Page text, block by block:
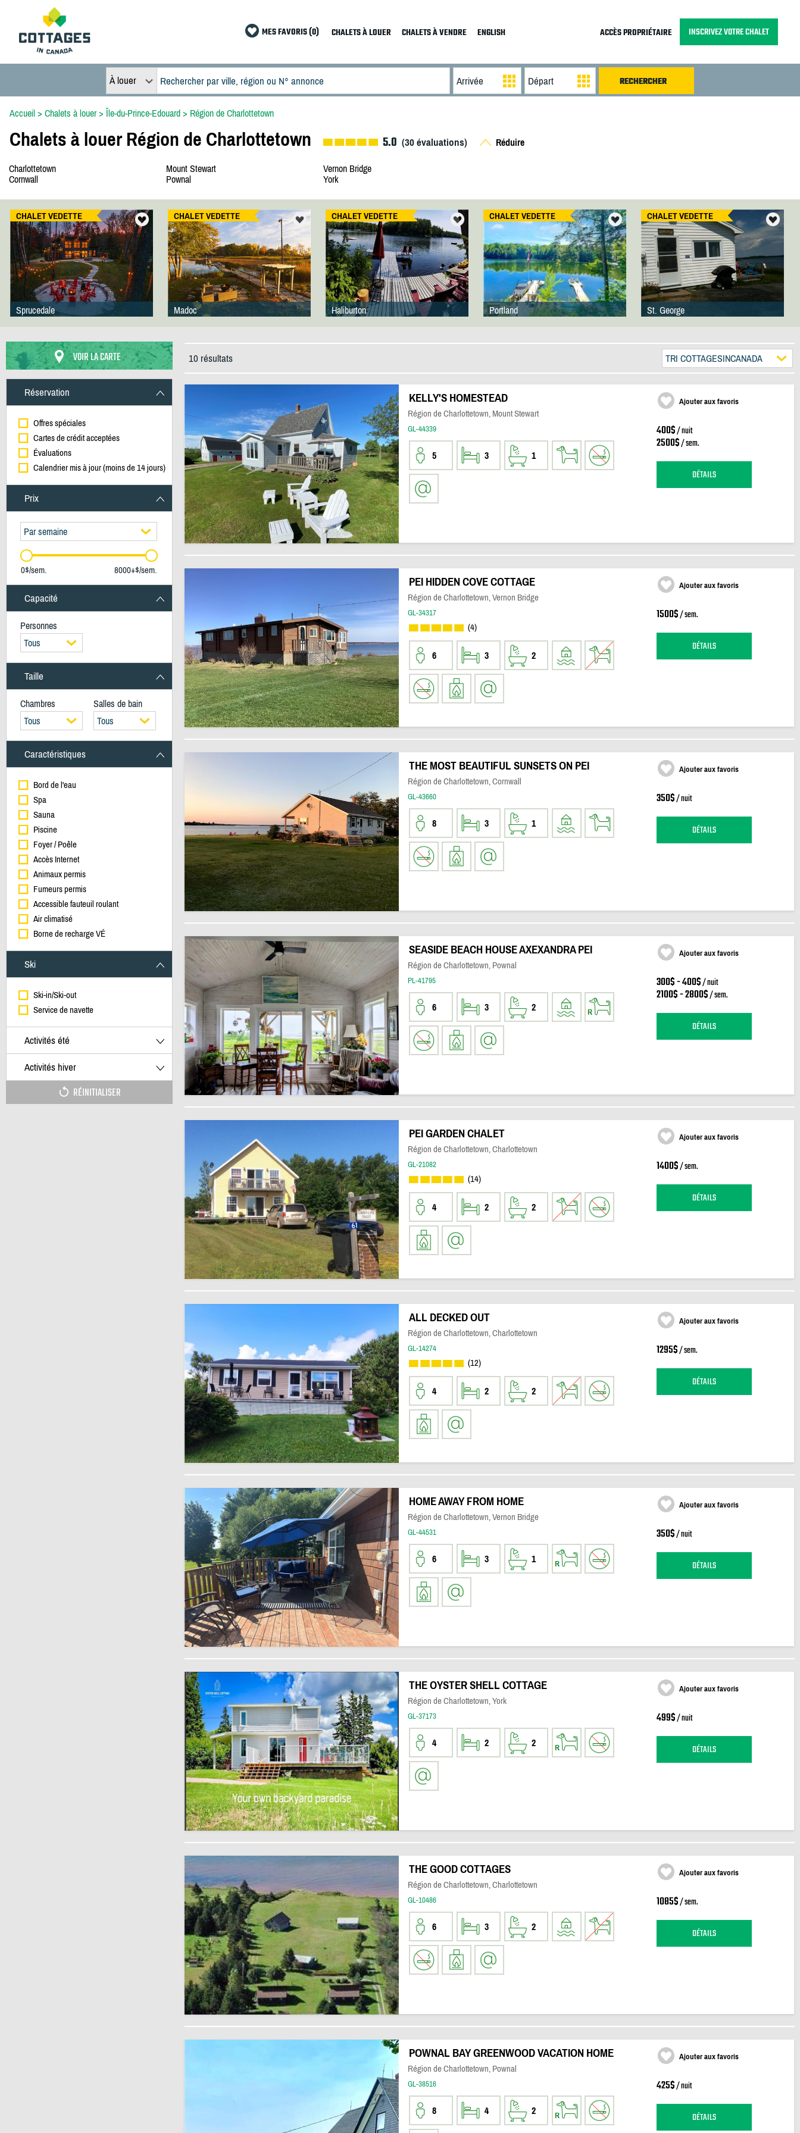
MES FAVORIS (0) CHALETS À LOUER CHALETS À VENDRE ENGLISH ACCÈS PROPRIÉTAIRE INSCRIVEZ VOTRE CHALET
À louer
Accueil> Chalets à louer> Île-du-Prince-Edouard> Région de Charlottetown
Chalets à louer Région de Charlottetown 5.0 (30évaluations) Réduire
Charlottetown
Cornwall
Mount Stewart
Pownal
Vernon Bridge
York
CHALET VEDETTE
Sprucedale
CHALET VEDETTE
Madoc
CHALET VEDETTE
Haliburton
CHALET VEDETTE
Portland
CHALET VEDETTE
St. George
VOIR LA CARTE
Réservation
Offres spéciales
Cartes de crédit acceptées
Évaluations
Calendrier mis à jour (moins de 14 jours)
Prix
Par semaine
0$/sem. 8000+$/sem.
Capacité
Personnes
Tous
Taille
Chambres
Salles de bain
Tous
Tous
Caractéristiques
Bord de l'eau
Spa
Sauna
Piscine
Foyer / Poêle
Accès Internet
Animaux permis
Fumeurs permis
Accessible fauteuil roulant
Air climatisé
Borne de recharge VÉ
Ski
Ski-in/Ski-out
Service de navette
Activités été
Activités hiver
RÉINITIALISER
10 résultats TRI COTTAGESINCANADA
KELLY'S HOMESTEAD
Région de Charlottetown, Mount Stewart
GL-44339
5 3 1
Ajouter aux favoris
400$/ nuit
2500$/ sem.
DÉTAILS
PEI HIDDEN COVE COTTAGE
Région de Charlottetown, Vernon Bridge
GL-34317
(4)
6 3 2
Ajouter aux favoris
1500$/ sem.
DÉTAILS
THE MOST BEAUTIFUL SUNSETS ON PEI
Région de Charlottetown, Cornwall
GL-43660
8 3 1
Ajouter aux favoris
350$/ nuit
DÉTAILS
SEASIDE BEACH HOUSE AXEXANDRA PEI
Région de Charlottetown, Pownal
PL-41795
6 3 2
Ajouter aux favoris
300$ - 400$/ nuit
2100$ - 2800$/ sem.
DÉTAILS
PEI GARDEN CHALET
Région de Charlottetown, Charlottetown
GL-21082
(14)
4 2 2
Ajouter aux favoris
1400$/ sem.
DÉTAILS
ALL DECKED OUT
Région de Charlottetown, Charlottetown
GL-14274
(12)
4 2 2
Ajouter aux favoris
1295$/ sem.
DÉTAILS
HOME AWAY FROM HOME
Région de Charlottetown, Vernon Bridge
GL-44531
6 3 1
Ajouter aux favoris
350$/ nuit
DÉTAILS
THE OYSTER SHELL COTTAGE
Région de Charlottetown, York
GL-37173
4 2 2
Ajouter aux favoris
499$/ nuit
DÉTAILS
THE GOOD COTTAGES
Région de Charlottetown, Charlottetown
GL-10486
6 3 2
Ajouter aux favoris
1085$/ sem.
DÉTAILS
POWNAL BAY GREENWOOD VACATION HOME
Région de Charlottetown, Pownal
GL-38516
8 4 2
Ajouter aux favoris
425$/ nuit
DÉTAILS